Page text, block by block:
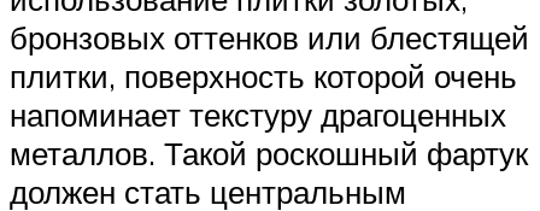
бронзовых оттенков или блестящей
плитки, поверхность которой очень
напоминает текстуру драгоценных
металлов. Такой роскошный фартук
должен стать центральным